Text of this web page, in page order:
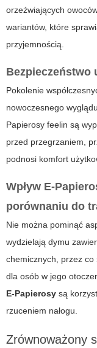
orzeźwiających
wariantów, które
przyjemnością.
Bezpieczeństwo
Pokolenie
nowoczesnego
Papierosy feelin są
przed przegrzaniem,
podnosi komfort
Wpływ E-
porównaniu do
Nie można pominąć
wydzielają dymu
chemicznych, przez
dla osób w jego
E-Papierosy są
rzuceniem nałogu.
Zrównoważony